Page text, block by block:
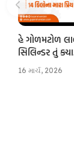
હે ગોળમટોળ
સિલિન્ડર તું
16 માર્ચ, 2026